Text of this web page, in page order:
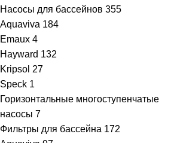
Насосы для бассейнов 355
Aquaviva 184
Emaux 4
Hayward 132
Kripsol 27
Speck 1
Горизонтальные многоступенчатые
насосы 7
Фильтры для бассейна 172